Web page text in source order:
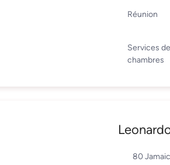
Réunion
Services de
chambres
80